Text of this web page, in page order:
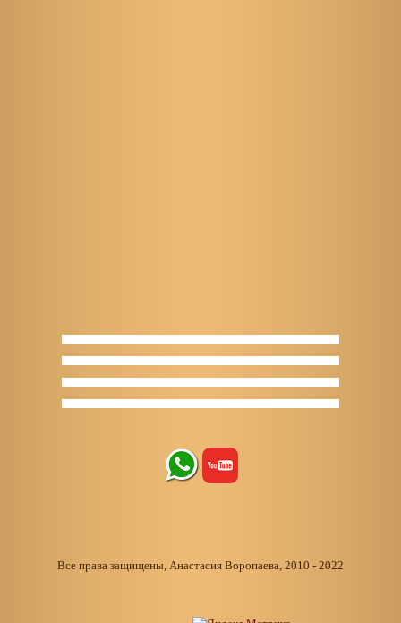
Все права защищены, Анастасия Воропаева, 2010 - 2022